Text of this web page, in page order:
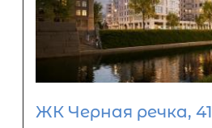
ЖК Черная речка, 41